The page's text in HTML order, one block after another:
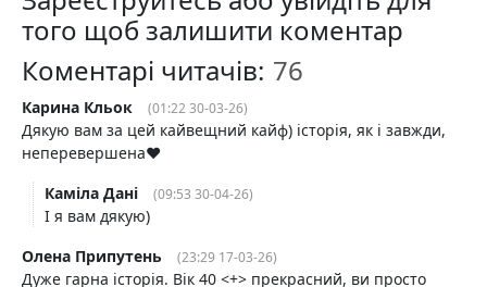
того щоб залишити коментар
Коментарі читачів:
Карина Кльок (01:22 30-03-26)
Дякую вам за цей кайвещний кайф) історія, як і завжди,
неперевершена♥️
Каміла Дані
(09:53 30-04-26)
І я вам дякую)
Олена Припутень
(23:29 17-03-26)
Дуже гарна історія. Вік 40 <+> прекрасний, ви просто